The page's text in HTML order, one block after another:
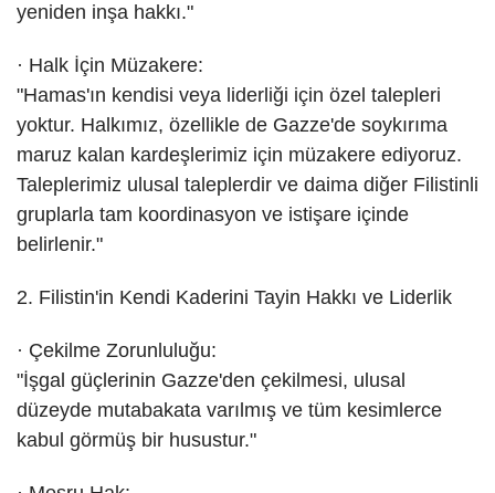
yeniden inşa hakkı."
· Halk İçin Müzakere:
"Hamas'ın kendisi veya liderliği için özel talepleri
yoktur. Halkımız, özellikle de Gazze'de soykırıma
maruz kalan kardeşlerimiz için müzakere ediyoruz.
Taleplerimiz ulusal taleplerdir ve daima diğer Filistinli
gruplarla tam koordinasyon ve istişare içinde
belirlenir."
2. Filistin'in Kendi Kaderini Tayin Hakkı ve Liderlik
· Çekilme Zorunluluğu:
"İşgal güçlerinin Gazze'den çekilmesi, ulusal
düzeyde mutabakata varılmış ve tüm kesimlerce
kabul görmüş bir husustur."